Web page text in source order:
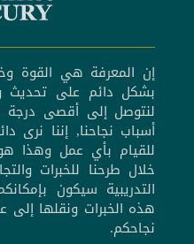
إن المعرفة هي القوة
بشكل دائم على تحديث
لنتوصل إلى أقصى درجة
أسباب نجاحنا, إننا نرى
للقيام بأي عمل وهذا
خلال طرحنا للخبرات
التدريبية سيكون
هذه الخبرات ونقلها
نجاحكم.